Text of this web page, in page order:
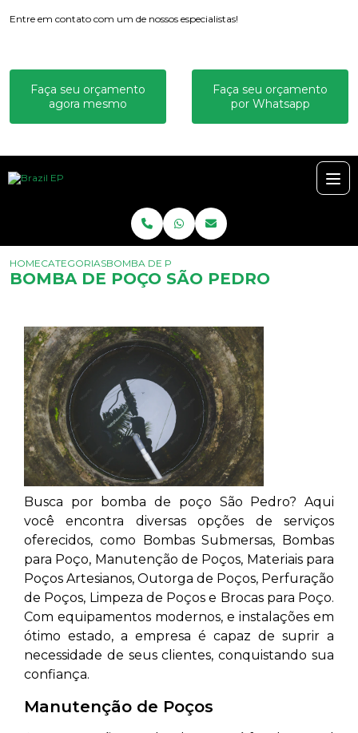
Entre em contato com um de nossos especialistas!
Faça seu orçamento
agora mesmo
Faça seu orçamento
por Whatsapp
HOMECATEGORIASBOMBA DE POÇO SÃO PEDRO
BOMBA DE POÇO SÃO PEDRO
Busca por bomba de poço São Pedro? Aqui
você encontra diversas opções de serviços
oferecidos, como Bombas Submersas, Bombas
para Poço, Manutenção de Poços, Materiais para
Poços Artesianos, Outorga de Poços, Perfuração
de Poços, Limpeza de Poços e Brocas para Poço.
Com equipamentos modernos, e instalações em
ótimo estado, a empresa é capaz de suprir a
necessidade de seus clientes, conquistando sua
confiança.
Manutenção de Poços